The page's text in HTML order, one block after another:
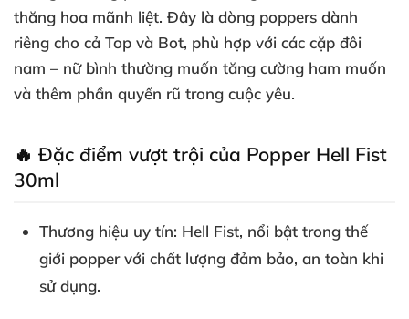
thăng hoa mãnh liệt. Đây là dòng poppers dành
riêng cho cả Top và Bot, phù hợp với các cặp đôi
nam – nữ bình thường muốn tăng cường ham muốn
và thêm phần quyến rũ trong cuộc yêu.
🔥 Đặc điểm vượt trội của Popper Hell Fist
30ml
Thương hiệu uy tín: Hell Fist, nổi bật trong thế
giới popper với chất lượng đảm bảo, an toàn khi
sử dụng.